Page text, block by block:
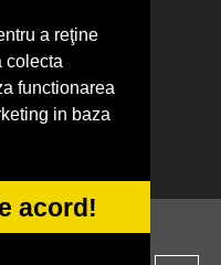
a reţine
colecta
functionarea
in baza
acord!